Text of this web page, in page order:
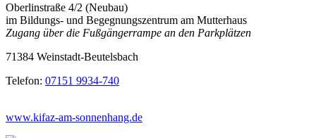
Oberlinstraße 4/2 (Neubau)
im Bildungs- und Begegnungszentrum am Mutterhaus
Zugang über die Fußgängerrampe an den Parkplätzen
71384 Weinstadt-Beutelsbach
Telefon: 07151 9934-740
www.kifaz-am-sonnenhang.de